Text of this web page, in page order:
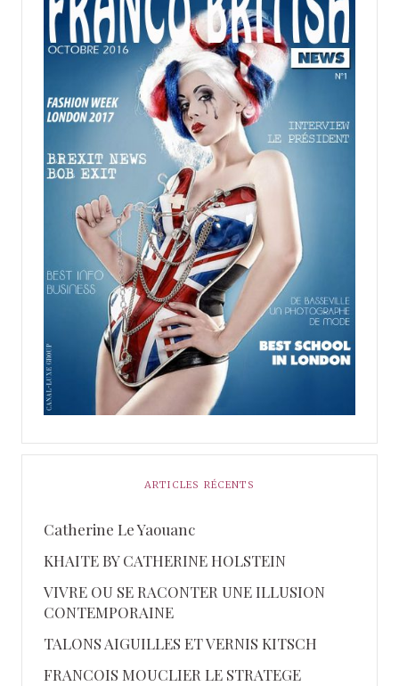
ARTICLES RÉCENTS
Catherine Le Yaouanc
KHAITE BY CATHERINE HOLSTEIN
VIVRE OU SE RACONTER UNE ILLUSION
CONTEMPORAINE
TALONS AIGUILLES ET VERNIS KITSCH
FRANCOIS MOUCLIER LE STRATEGE